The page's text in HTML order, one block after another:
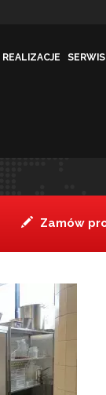
REALIZACJE
Zamów